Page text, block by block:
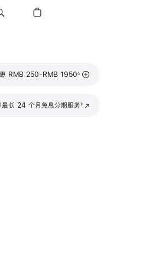
惠 RMB 250-RMB 1950注
∆
最长 24 个月免息分期服务注
◊